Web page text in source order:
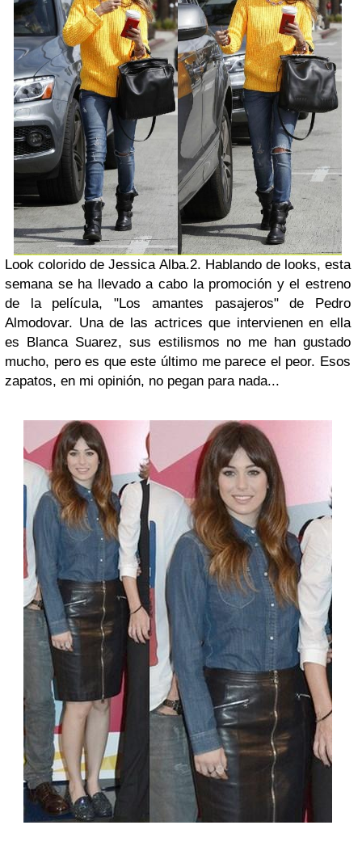
Look colorido deJessica Alba.2. Hablando de looks, esta
semana se ha llevado a cabo la promoción y el estreno
de la película, "Los amantes pasajeros" de Pedro
Almodovar. Una de las actrices que intervienen en ella
es Blanca Suarez, sus estilismos no me han gustado
mucho, pero es que este último me parece el peor. Esos
zapatos, en mi opinión, no pegan para nada...